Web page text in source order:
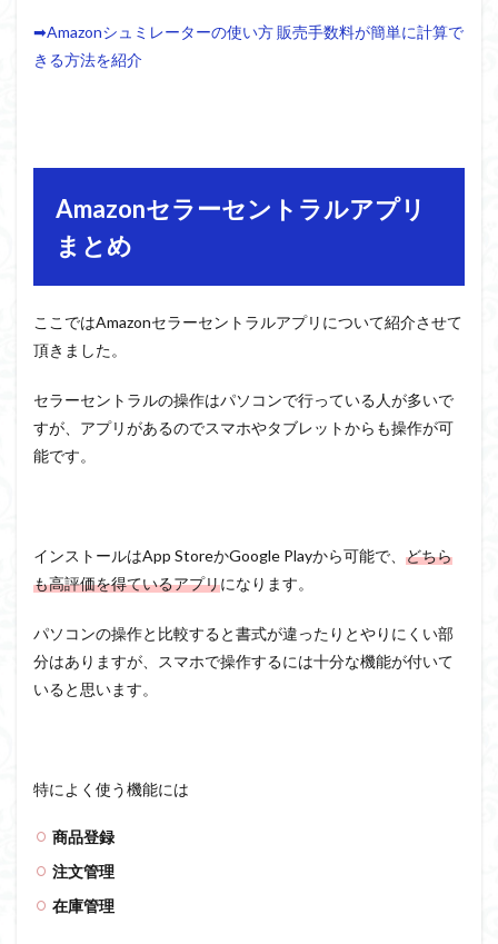
➡Amazonシュミレーターの使い方 販売手数料が簡単に計算で
きる方法を紹介
Amazonセラーセントラルアプリ
まとめ
ここではAmazonセラーセントラルアプリについて紹介させて
頂きました。
セラーセントラルの操作はパソコンで行っている人が多いで
すが、アプリがあるのでスマホやタブレットからも操作が可
能です。
インストールはApp StoreかGoogle Playから可能で、 どちら
も高評価を得ているアプリになります。
パソコンの操作と比較すると書式が違ったりとやりにくい部
分はありますが、スマホで操作するには十分な機能が付いて
いると思います。
特によく使う機能には
商品登録
注文管理
在庫管理